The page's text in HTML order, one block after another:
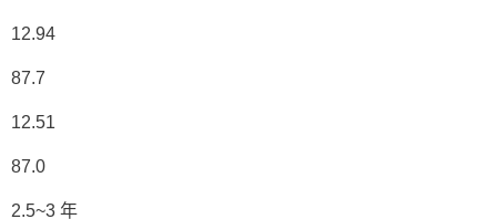
12.94
87.7
12.51
87.0
2.5~3 年